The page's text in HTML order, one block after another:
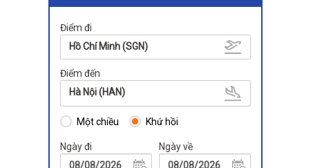
Điểm đi
Hồ Chí Minh (SGN)
Điểm đến
Hà Nội (HAN)
Một chiều Khứ hồi
Ngày đi Ngày về